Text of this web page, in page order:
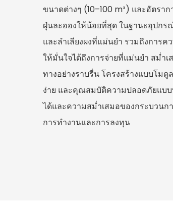
ขนาดต่างๆ (10–100 m³) และอัตร
ฝุ่นละอองให้น้อยที่สุด ในฐานะอุปก
และลำเลียงผงที่แม่นยำ รวมถึงการ
ให้มั่นใจได้ถึงการจ่ายที่แม่นยำ สม่ำ
ทางอย่างราบรื่น โครงสร้างแบบโม
ง่าย และคุณสมบัติความปลอดภัยแบ
ได้และความสม่ำเสมอของกระบวนก
การทำงานและการลงทุน